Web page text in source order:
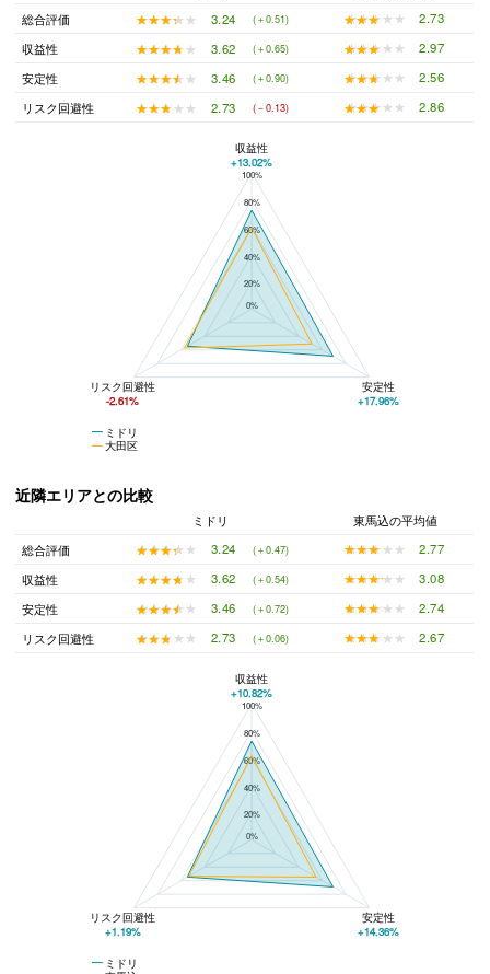
総合評価
★★★★★
★★★★★ 3.24 (＋0.51) ★★★★★
★★★★★
2.73
収益性
★★★★★
★★★★★ 3.62 (＋0.65) ★★★★★
★★★★★
2.97
安定性
★★★★★
★★★★★ 3.46 (＋0.90) ★★★★★
★★★★★
2.56
リスク回避性
★★★★★
★★★★★ 2.73 (－0.13) ★★★★★
★★★★★ 2.86
ミドリと大田区の平均値の総合評価の比較
100%
80%
60%
40%
20%
0%
ミドリ
大田区
収益性
+13.02%
リスク回避性
-2.61%
安定性
+17.96%
近隣エリアとの比較
ミドリ
東馬込の平均値
総合評価
★★★★★
★★★★★ 3.24 (＋0.47) ★★★★★
★★★★★
2.77
収益性
★★★★★
★★★★★ 3.62 (＋0.54) ★★★★★
★★★★★
3.08
安定性
★★★★★
★★★★★ 3.46 (＋0.72) ★★★★★
★★★★★
2.74
リスク回避性
★★★★★
★★★★★ 2.73 (＋0.06) ★★★★★
★★★★★ 2.67
ミドリと東馬込の平均値の総合評価の比較
100%
80%
60%
40%
20%
0%
ミドリ
収益性
+10.82%
リスク回避性
+1.19%
安定性
+14.36%